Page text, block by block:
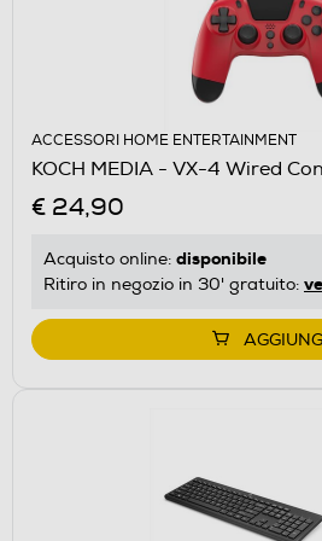
ACCESSORI HOME ENTERTAINMENT
KOCH MEDIA - VX-4 Wired
€ 24,90
Acquisto online: disponibile
Ritiro in negozio in 30' gratuito: